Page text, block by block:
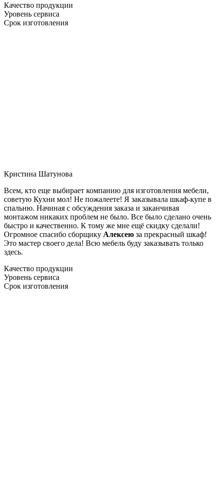
Качество продукции
Уровень сервиса
Срок изготовления
Кристина Шатунова
Всем, кто еще выбирает компанию для изготовления мебели,
советую Кухни мол! Не пожалеете! Я заказывала шкаф-купе в
спальню. Начиная с обсуждения заказа и заканчивая
монтажом никаких проблем не было. Все было сделано очень
быстро и качественно. К тому же мне ещё скидку сделали!
Огромное спасибо сборщику Алексею за прекрасный шкаф!
Это мастер своего дела! Всю мебель буду заказывать только
здесь.
Качество продукции
Уровень сервиса
Срок изготовления